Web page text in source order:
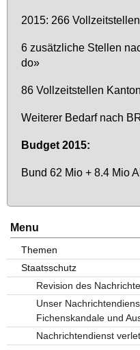
2015: 266
6 zu­sätz­li­che Stel­len
do»
86 Voll­zeit­stel­len
Wei­te­rer Be­darf nach
Bud­get 2015:
Bund 62 Mio + 8.4 Mio
Menu
Themen
Staatsschutz
Revision des
Unser
Fichenskandale und
Nachrichtendienst